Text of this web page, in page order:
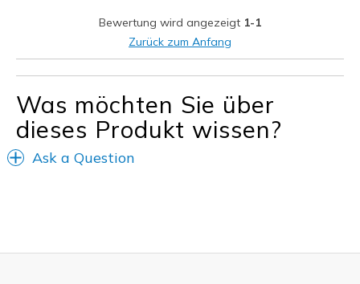
Geeignete Verwendung
Freizeitkleidung
Breite
Passen genau
Größe
Passt genau
Meine Meinung zu Schuhen
Ich liebe Schuhe
Bewertung wird angezeigt 1-1
Zurück zum Anfang
Was möchten Sie über
dieses Produkt wissen?
Ask a Question